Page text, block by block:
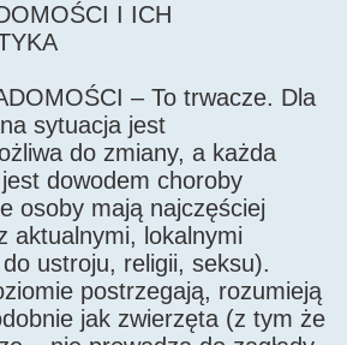
I ICH
– To trwacze. Dla
sytuacja jest
do zmiany, a każda
dowodem choroby
osoby mają najczęściej
aktualnymi, lokalnymi
ustroju, religii, seksu).
postrzegają, rozumieją
jak zwierzęta (z tym że